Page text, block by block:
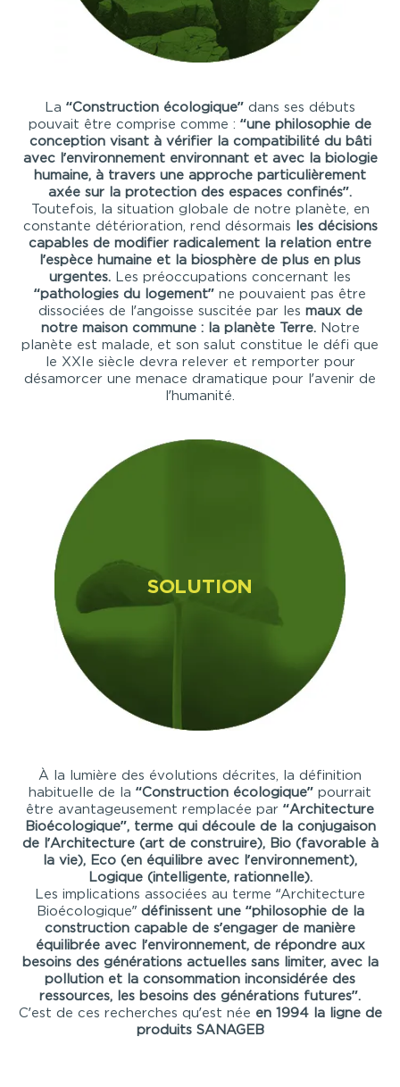
La “Construction écologique” dans ses débuts
pouvait être comprise comme : “une philosophie de
conception visant à vérifier la compatibilité du bâti
avec l’environnement environnant et avec la biologie
humaine, à travers une approche particulièrement
axée sur la protection des espaces confinés”.
Toutefois, la situation globale de notre planète, en
constante détérioration, rend désormais les décisions
capables de modifier radicalement la relation entre
l’espèce humaine et la biosphère de plus en plus
urgentes. Les préoccupations concernant les
“pathologies du logement” ne pouvaient pas être
dissociées de l’angoisse suscitée par les maux de
notre maison commune : la planète Terre. Notre
planète est malade, et son salut constitue le défi que
le XXIe siècle devra relever et remporter pour
désamorcer une menace dramatique pour l’avenir de
l’humanité.
SOLUTION
À la lumière des évolutions décrites, la définition
habituelle de la “Construction écologique” pourrait
être avantageusement remplacée par “Architecture
Bioécologique”, terme qui découle de la conjugaison
de l’Architecture (art de construire), Bio (favorable à
la vie), Eco (en équilibre avec l’environnement),
Logique (intelligente, rationnelle).
Les implications associées au terme “Architecture
Bioécologique” définissent une “philosophie de la
construction capable de s’engager de manière
équilibrée avec l’environnement, de répondre aux
besoins des générations actuelles sans limiter, avec la
pollution et la consommation inconsidérée des
ressources, les besoins des générations futures”.
C’est de ces recherches qu’est née en 1994 la ligne de
produits SANAGEB